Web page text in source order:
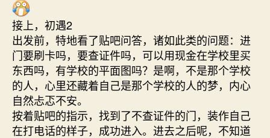
接上，初遇2
出发前，特地看了贴吧问答，诸如此类的问题：进
门要刷卡吗，要查证件吗，可以用现金在学校里买
东西吗，有学校的平面图吗？是啊，不是那个学校
的人，心里还藏着自己是那个学校的人的梦，内心
自然忐忑不安。
按着贴吧的指示，找到了不查证件的门，装作自己
在打电话的样子，成功进入。进去之后呢，不知道